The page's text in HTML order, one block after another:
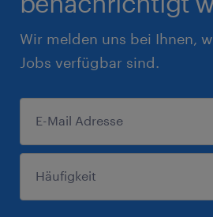
Wir melden uns bei Ihnen,
Jobs verfügbar sind.